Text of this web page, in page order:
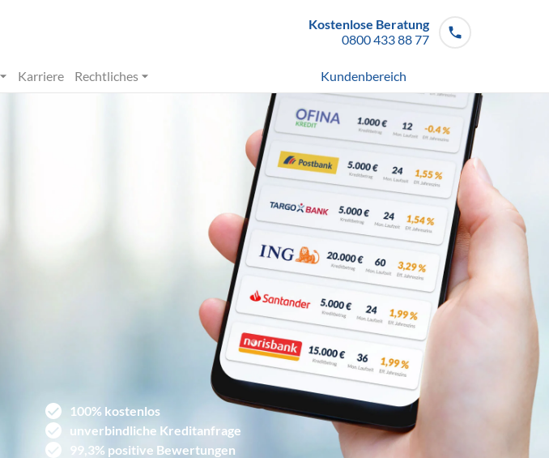
Kostenlose Beratung
0800 433 88 77
Karriere Rechtliches Kundenbereich
100% kostenlos
unverbindliche Kreditanfrage
99,3% positive Bewertungen